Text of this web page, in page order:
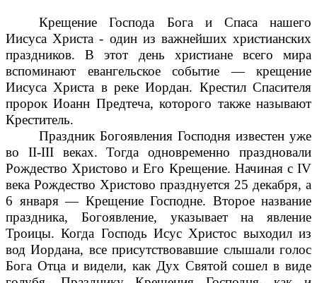
Крещение Господа Бога и Спаса нашего
Иисуса Христа - один из важнейших христианских
праздников. В этот день христиане всего мира
вспоминают евангельское событие — крещение
Иисуса Христа в реке Иордан. Крестил Спасителя
пророк Иоанн Предтеча, которого также называют
Креститель.
Праздник Богоявления Господня известен уже
во II-III веках. Тогда одновременно праздновали
Рождество Христово и Его Крещение. Начиная с IV
века Рождество Христово празднуется 25 декабря, а
6 января — Крещение Господне. Второе название
праздника, Богоявление, указывает на явление
Троицы. Когда Господь Исус Христос выходил из
вод Иордана, все присутствовавшие слышали голос
Бога Отца и видели, как Дух Святой сошел в виде